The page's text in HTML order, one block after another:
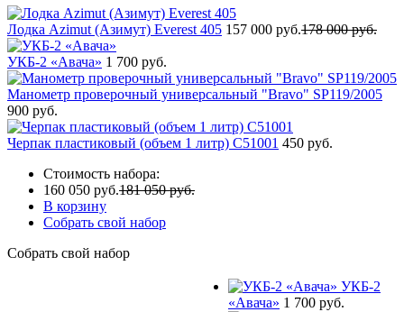
Лодка Azimut (Азимут) Everest 405 157 000 руб.178 000 руб.
УКБ-2 «Авача» 1 700 руб.
Манометр проверочный универсальный "Bravo" SP119/2005
900 руб.
Черпак пластиковый (объем 1 литр) С51001 450 руб.
Стоимость набора:
160 050 руб.181 050 руб.
В корзину
Собрать свой набор
Собрать свой набор
УКБ-2
«Авача» 1 700 руб.